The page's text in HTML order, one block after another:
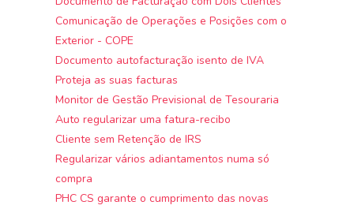
Comunicação de Operações e Posições com o
Exterior - COPE
Documento autofacturação isento de IVA
Proteja as suas facturas
Monitor de Gestão Previsional de Tesouraria
Auto regularizar uma fatura-recibo
Cliente sem Retenção de IRS
Regularizar vários adiantamentos numa só
compra
PHC CS garante o cumprimento das novas